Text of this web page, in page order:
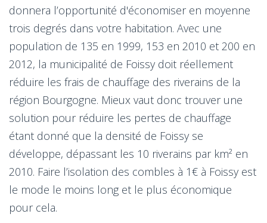
donnera l’opportunité d'économiser en moyenne
trois degrés dans votre habitation. Avec une
population de 135 en 1999, 153 en 2010 et 200 en
2012, la municipalité de Foissy doit réellement
réduire les frais de chauffage des riverains de la
région Bourgogne. Mieux vaut donc trouver une
solution pour réduire les pertes de chauffage
étant donné que la densité de Foissy se
développe, dépassant les 10 riverains par km² en
2010. Faire l’isolation des combles à 1€ à Foissy est
le mode le moins long et le plus économique
pour cela.